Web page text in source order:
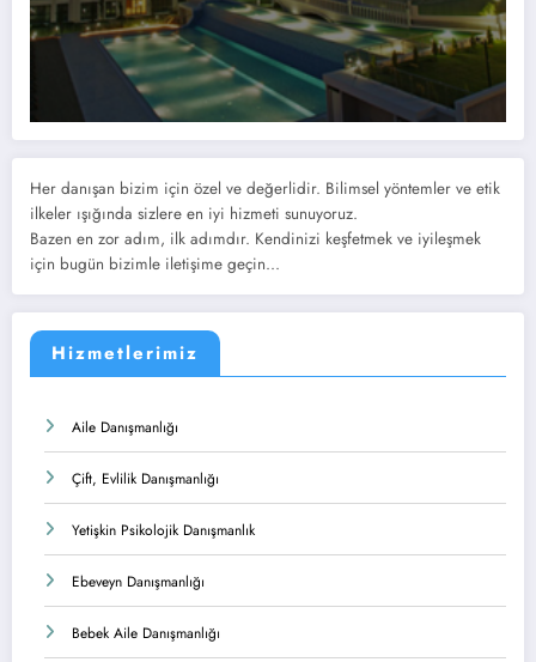
Her danışan bizim için özel ve değerlidir. Bilimsel yöntemler ve etik
ilkeler ışığında sizlere en iyi hizmeti sunuyoruz.
Bazen en zor adım, ilk adımdır. Kendinizi keşfetmek ve iyileşmek
için bugün bizimle iletişime geçin...
Hizmetlerimiz
Aile Danışmanlığı
Çift, Evlilik Danışmanlığı
Yetişkin Psikolojik Danışmanlık
Ebeveyn Danışmanlığı
Bebek Aile Danışmanlığı